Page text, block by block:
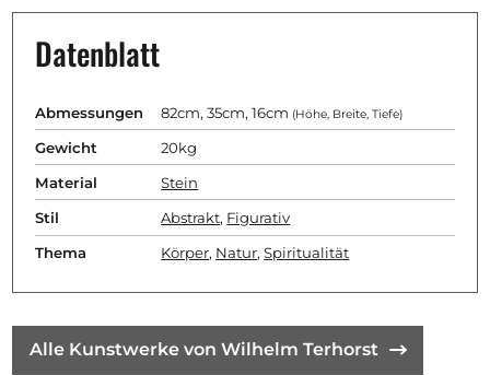
Kontakt
Datenblatt
Abmessungen 82cm, 35cm, 16cm (Höhe, Breite, Tiefe)
Gewicht 20kg
Material Stein
Stil Abstrakt, Figurativ
Thema Körper, Natur,Spiritualität
Alle Kunstwerke von Wilhelm Terhorst